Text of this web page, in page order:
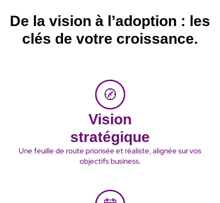
De la vision à l’adoption : les
clés de votre croissance.
Vision
stratégique
Une feuille de route priorisée et réaliste, alignée sur vos
objectifs business.